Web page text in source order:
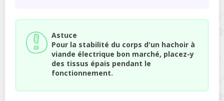
Astuce
Pour la stabilité du corps d'un hachoir à
viande électrique bon marché, placez-y
des tissus épais pendant le
fonctionnement.